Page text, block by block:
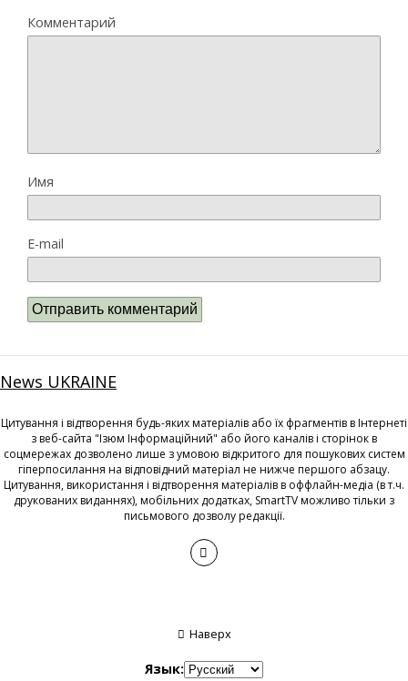
Комментарий
Имя
E-mail
News UKRAINE
Цитування і відтворення будь-яких матеріалів або їх фрагментів в Інтернеті
з веб-сайта "Ізюм Інформаційний" або його каналів і сторінок в
соцмережах дозволено лише з умовою відкритого для пошукових систем
гіперпосилання на відповідний матеріал не нижче першого абзацу.
Цитування, використання і відтворення матеріалів в оффлайн-медіа (в т.ч.
друкованих виданнях), мобільних додатках, SmartTV можливо тільки з
письмового дозволу редакції.
Наверх
Язык: